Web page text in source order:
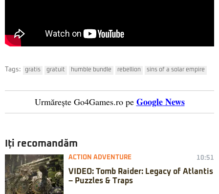
Tags: gratis gratuit humble bundle rebellion sins of a solar empire
Urmărește Go4Games.ro pe Google News
Iți recomandăm
ACTION ADVENTURE 10:51
VIDEO: Tomb Raider: Legacy of Atlantis
– Puzzles & Traps